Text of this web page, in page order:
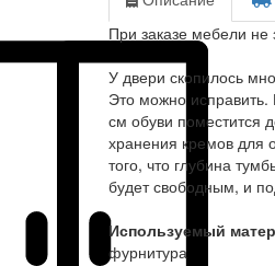
При заказе мебели не
У двери скопилось
Это можно
см обуви поместится
хранения кремов для
того, что глубина
будет свободным, и
Используемый
фурнитура